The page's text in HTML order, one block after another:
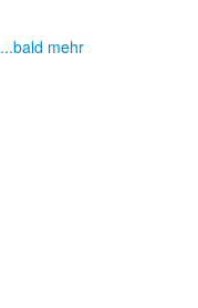
...bald mehr